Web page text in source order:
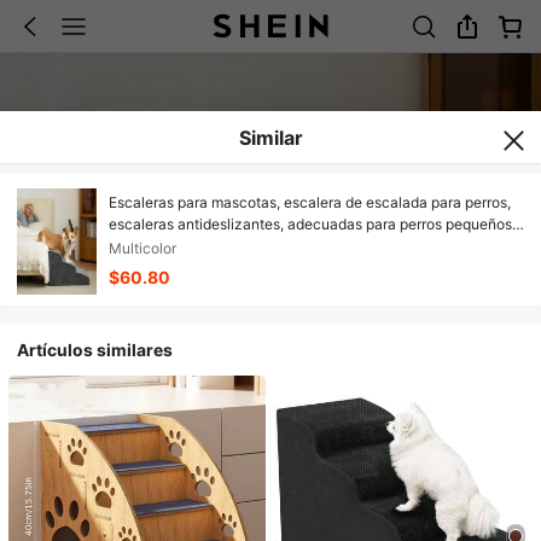
Similar
Escaleras para mascotas, escalera de escalada para perros,
escaleras antideslizantes, adecuadas para perros pequeños,
medianos, grandes y ancianos para usar en la cama, también
se pueden usar como escalera de escalada para gatos junto a
la cama
Multicolor
$60.80
Artículos similares